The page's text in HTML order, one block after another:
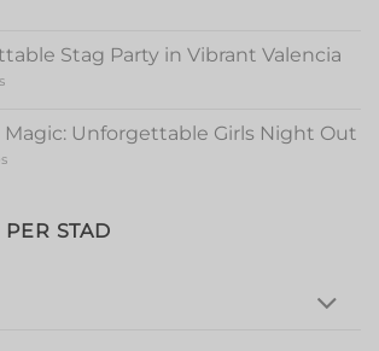
Stag Party in Vibrant Valencia
op
Party
in
Vibrant
Magic: Unforgettable Girls Night Out
op
Girls
Night
STAD